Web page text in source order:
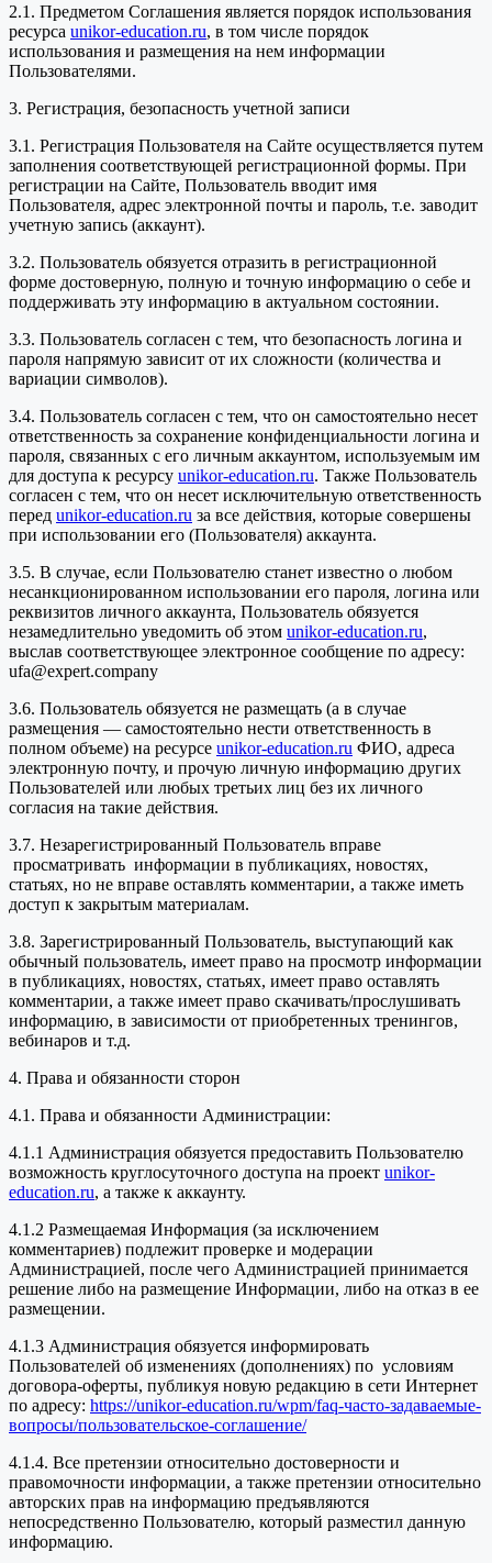
2.1. Предметом Соглашения является порядок использования
ресурса unikor-education.ru, в том числе порядок
использования и размещения на нем информации
Пользователями.
3. Регистрация, безопасность учетной записи
3.1. Регистрация Пользователя на Сайте осуществляется путем
заполнения соответствующей регистрационной формы. При
регистрации на Сайте, Пользователь вводит имя
Пользователя, адрес электронной почты и пароль, т.е. заводит
учетную запись (аккаунт).
3.2. Пользователь обязуется отразить в регистрационной
форме достоверную, полную и точную информацию о себе и
поддерживать эту информацию в актуальном состоянии.
3.3. Пользователь согласен с тем, что безопасность логина и
пароля напрямую зависит от их сложности (количества и
вариации символов).
3.4. Пользователь согласен с тем, что он самостоятельно несет
ответственность за сохранение конфиденциальности логина и
пароля, связанных с его личным аккаунтом, используемым им
для доступа к ресурсу unikor-education.ru. Также Пользователь
согласен с тем, что он несет исключительную ответственность
перед unikor-education.ru за все действия, которые совершены
при использовании его (Пользователя) аккаунта.
3.5. В случае, если Пользователю станет известно о любом
несанкционированном использовании его пароля, логина или
реквизитов личного аккаунта, Пользователь обязуется
незамедлительно уведомить об этом unikor-education.ru,
выслав соответствующее электронное сообщение по адресу:
ufa@expert.company
3.6. Пользователь обязуется не размещать (а в случае
размещения — самостоятельно нести ответственность в
полном объеме) на ресурсе unikor-education.ru ФИО, адреса
электронную почту, и прочую личную информацию других
Пользователей или любых третьих лиц без их личного
согласия на такие действия.
3.7. Незарегистрированный Пользователь вправе
просматривать информации в публикациях, новостях,
статьях, но не вправе оставлять комментарии, а также иметь
доступ к закрытым материалам.
3.8. Зарегистрированный Пользователь, выступающий как
обычный пользователь, имеет право на просмотр информации
в публикациях, новостях, статьях, имеет право оставлять
комментарии, а также имеет право скачивать/прослушивать
информацию, в зависимости от приобретенных тренингов,
вебинаров и т.д.
4. Права и обязанности сторон
4.1. Права и обязанности Администрации:
4.1.1 Администрация обязуется предоставить Пользователю
возможность круглосуточного доступа на проект unikor-
education.ru, а также к аккаунту.
4.1.2 Размещаемая Информация (за исключением
комментариев) подлежит проверке и модерации
Администрацией, после чего Администрацией принимается
решение либо на размещение Информации, либо на отказ в ее
размещении.
4.1.3 Администрация обязуется информировать
Пользователей об изменениях (дополнениях) по условиям
договора-оферты, публикуя новую редакцию в сети Интернет
по адресу: https://unikor-education.ru/wpm/faq-часто-задаваемые-
вопросы/пользовательское-соглашение/
4.1.4. Все претензии относительно достоверности и
правомочности информации, а также претензии относительно
авторских прав на информацию предъявляются
непосредственно Пользователю, который разместил данную
информацию.